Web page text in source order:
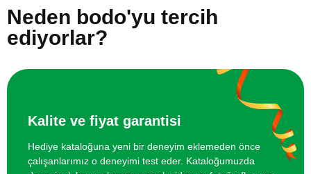
Online Suluboya Kursu
750 TL
Online Temel Sanat Tarihi Eğitimi
Neden bodo'yu tercih
ediyorlar?
Kalite ve fiyat garantisi
Hediye kataloğuna yeni bir deneyim eklemeden önce
çalışanlarımız o deneyimi test eder. Kataloğumuzda